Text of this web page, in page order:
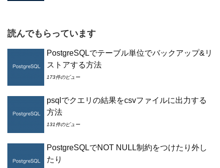
読んでもらっています
PostgreSQLでテーブル単位でバックアップ&リ
ストアする方法
173件のビュー
psqlでクエリの結果をcsvファイルに出力する
方法
131件のビュー
PostgreSQLでNOT NULL制約をつけたり外し
たり